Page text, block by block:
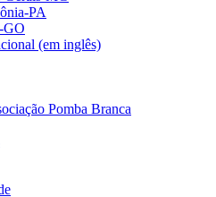
PA
GO
(em inglês)
Pomba Branca